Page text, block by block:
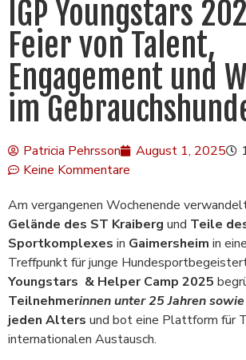
IGP Youngstars
Feier von Talent,
Engagement und
im
Patricia Pehrsson August 1, 2025
Keine Kommentare
Am vergangenen Wochenende
Gelände des ST Kraiberg und Teile
Sportkomplexes in Gaimersheim in
Treffpunkt für junge
Youngstars & Helper Camp 2025
Teilnehmerinnen unter 25 Jahren
jeden Alters und bot eine Plattform für
internationalen Austausch.